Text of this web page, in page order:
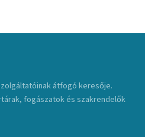
átfogó keresője.
fogászatok és szakrendelők